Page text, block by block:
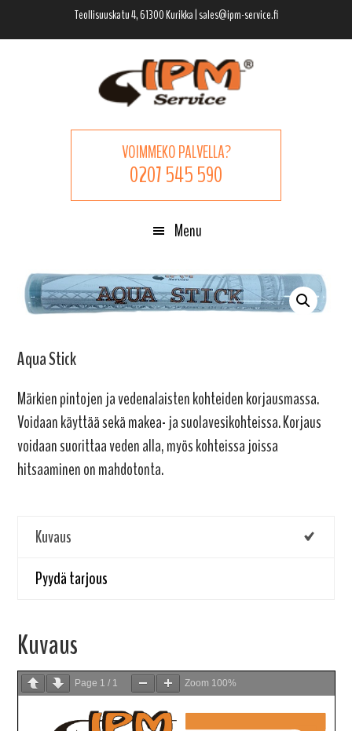
pääsisältöön
ensisijaiseen
alatunnisteeseen
Teollisuuskatu 4, 61300 Kurikka | sales@ipm-service.fi
VOIMMEKO PALVELLA?
0207 545 590
Menu
Aqua Stick
Märkien pintojen ja vedenalaisten kohteiden korjausmassa.
Voidaan käyttää sekä makea- ja suolavesikohteissa. Korjaus
voidaan suorittaa veden alla, myös kohteissa joissa
hitsaaminen on mahdotonta.
Kuvaus
Pyydä tarjous
Kuvaus
Page 1 / 1 Zoom 100%